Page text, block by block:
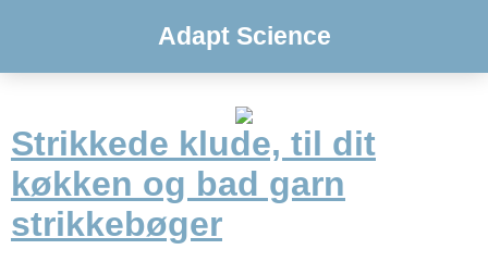
Adapt Science
Strikkede klude, til dit
køkken og bad garn
strikkebøger